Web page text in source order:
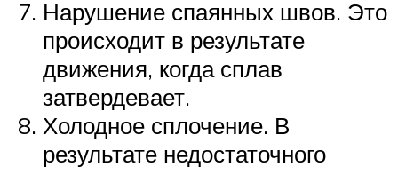
Нарушение спаянных швов. Это
происходит в результате
движения, когда сплав
затвердевает.
Холодное сплочение. В
результате недостаточного